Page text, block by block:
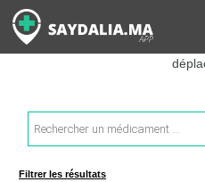
Rechercher les informations
estimer ainsi le coût total de
Recherche
de
produits
Filtrer les résultats